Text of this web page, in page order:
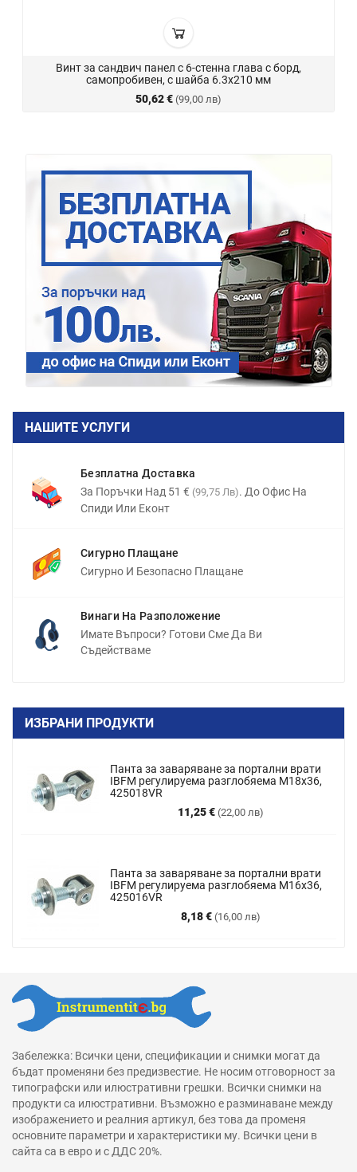
Винт за сандвич панел с 6-стенна глава с борд,
самопробивен, с шайба 6.3x210 мм
50,62 € (99,00 лв)
НАШИТЕ УСЛУГИ
Безплатна Доставка
За Поръчки Над 51 € (99,75 Лв). До Офис На
Спиди Или Еконт
Сигурно Плащане
Сигурно И Безопасно Плащане
Винаги На Разположение
Имате Въпроси? Готови Сме Да Ви
Съдействаме
ИЗБРАНИ ПРОДУКТИ
Панта за заваряване за портални врати
IBFM регулируема разглобяема M18x36,
425018VR
11,25 € (22,00 лв)
Цена
Панта за заваряване за портални врати
IBFM регулируема разглобяема М16х36,
425016VR
8,18 € (16,00 лв)
Цена
Забележка: Всички цени, спецификации и снимки могат да
бъдат променяни без предизвестие. Не носим отговорност за
типографски или илюстративни грешки. Всички снимки на
продукти са илюстративни. Възможно е разминаване между
изображението и реалния артикул, без това да променя
основните параметри и характеристики му. Всички цени в
сайта са в евро и с ДДС 20%.